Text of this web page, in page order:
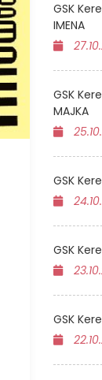
GSK
IMENA
GSK
MAJKA
GSK
GSK
GSK